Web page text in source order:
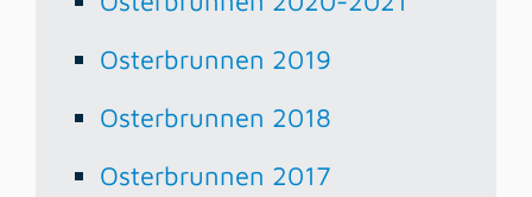
Osterbrunnen 2019
Osterbrunnen 2018
Osterbrunnen 2017